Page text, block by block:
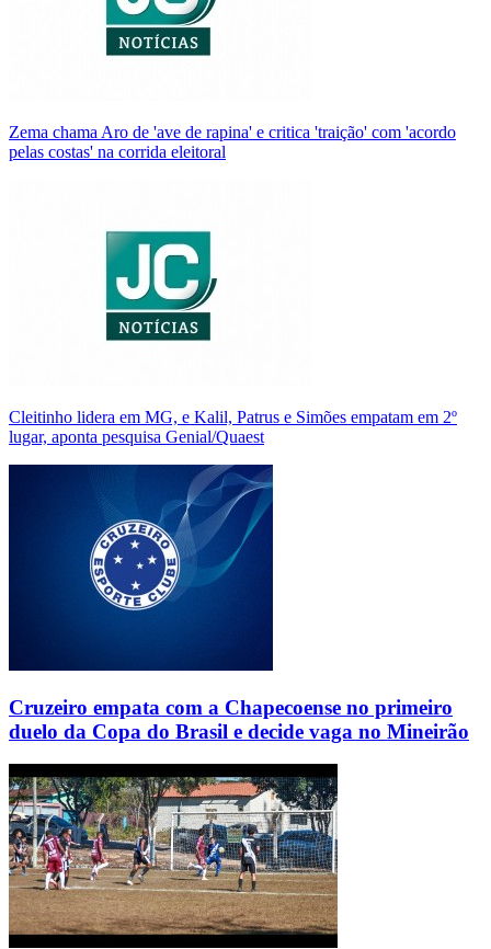
Zema chama Aro de 'ave de rapina' e critica 'traição' com 'acordo
pelas costas' na corrida eleitoral
Cleitinho lidera em MG, e Kalil, Patrus e Simões empatam em 2º
lugar, aponta pesquisa Genial/Quaest
Cruzeiro empata com a Chapecoense no primeiro
duelo da Copa do Brasil e decide vaga no Mineirão